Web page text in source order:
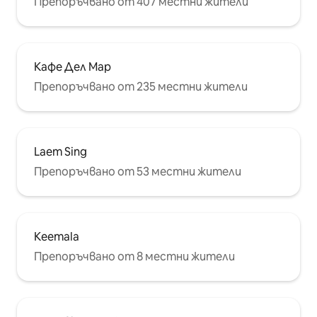
щастието да отседнете във вила
Y1
Кафе Дел Мар
Препоръчвано от 235 местни жители
Laem Sing
Препоръчвано от 53 местни жители
Keemala
Препоръчвано от 8 местни жители